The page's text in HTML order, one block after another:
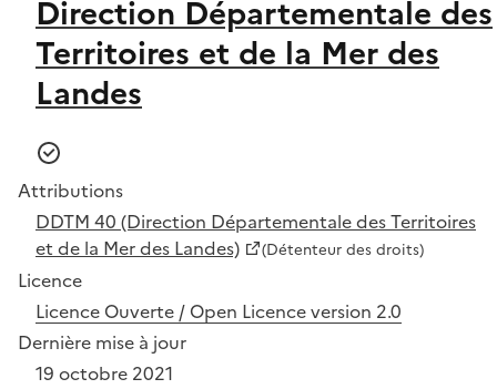
Direction Départementale des
Territoires et de la Mer des
Landes
Attributions
DDTM 40 (Direction Départementale des Territoires
et de la Mer des Landes)
(Détenteur des droits)
Licence
Licence Ouverte / Open Licence version 2.0
Dernière mise à jour
19 octobre 2021